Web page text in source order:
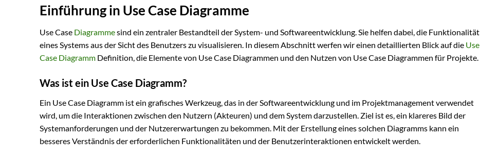
Einführung in Use Case Diagramme
Use Case Diagrammesind ein zentraler Bestandteil der System- und Softwareentwicklung. Sie helfen dabei, die Funktionalität
eines Systems aus der Sicht des Benutzers zu visualisieren. In diesem Abschnitt werfen wir einen detaillierten Blick auf die Use
Case Diagramm Definition, die Elemente von Use Case Diagrammen und den Nutzen von Use Case Diagrammen für Projekte.
Was ist ein Use Case Diagramm?
Ein Use Case Diagramm ist ein grafisches Werkzeug, das in der Softwareentwicklung und im Projektmanagement verwendet
wird, um die Interaktionen zwischen den Nutzern (Akteuren) und dem System darzustellen. Ziel ist es, ein klareres Bild der
Systemanforderungen und der Nutzererwartungen zu bekommen. Mit der Erstellung eines solchen Diagramms kann ein
besseres Verständnis der erforderlichen Funktionalitäten und der Benutzerinteraktionen entwickelt werden.